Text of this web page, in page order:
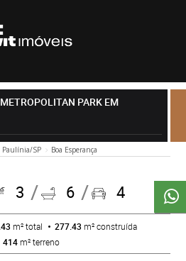
PARK EM
Paulínia/SP Boa Esperança
3 6 4
m² total 277.43 m² construída
414m² terreno